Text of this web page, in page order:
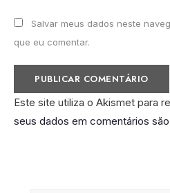
Salvar meus dados neste
que eu comentar.
Este site utiliza o Akismet para
seus dados em comentários